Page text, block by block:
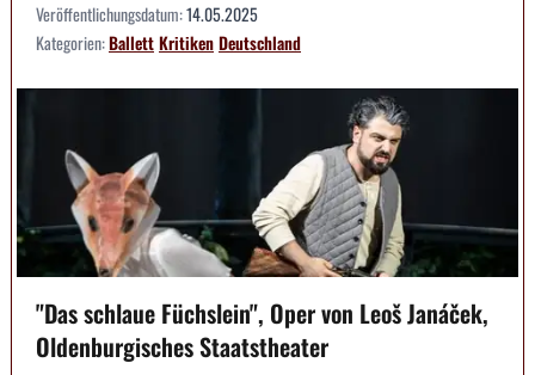
Veröffentlichungsdatum:14.05.2025
Kategorien:BallettKritikenDeutschland
"Das schlaue Füchslein", Oper von Leoš Janáček,
Oldenburgisches Staatstheater